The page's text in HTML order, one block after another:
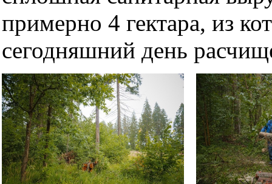
примерно 4 гектара, из
сегодняшний день